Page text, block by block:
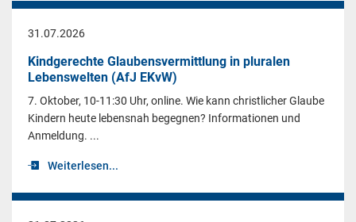
31.07.2026
Kindgerechte Glaubensvermittlung in pluralen
Lebenswelten (AfJ EKvW)
7. Oktober, 10-11:30 Uhr, online. Wie kann christlicher Glaube
Kindern heute lebensnah begegnen? Informationen und
Anmeldung. ...
Weiterlesen...